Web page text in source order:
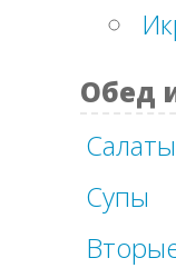
Обед
Салаты
Супы